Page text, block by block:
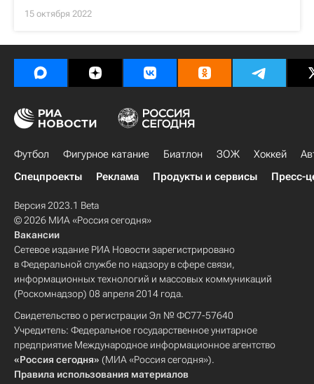
15 октября 2022
Футбол Фигурное катание Биатлон ЗОЖ Хоккей
Спецпроекты
Реклама Продукты и сервисы Пресс-
Версия 2023.1 Beta
© 2026 МИА «Россия сегодня»
Вакансии
Сетевое издание РИА Новости зарегистрировано
в Федеральной службе по надзору в сфере связи,
информационных технологий и массовых коммуникаций
(Роскомнадзор) 08 апреля 2014 года.
Свидетельство о регистрации Эл № ФС77-57640
Учредитель: Федеральное государственное унитарное
предприятие Международное информационное агентство
«Россия сегодня» (МИА «Россия сегодня»).
Правила использования материалов